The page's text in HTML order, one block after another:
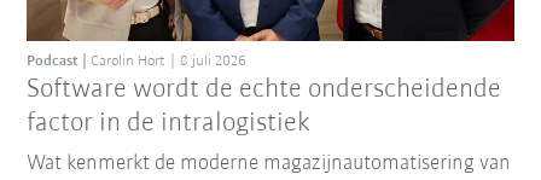
Software wordt de echte onderscheidende
factor in de intralogistiek
Podcast Carolin Hort 8 juli 2026
Wat kenmerkt de moderne magazijnautomatisering van